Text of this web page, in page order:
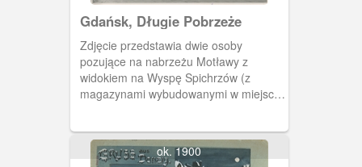
Gdańsk, Długie Pobrzeże
Zdjęcie przedstawia dwie osoby
pozujące na nabrzeżu Motławy z
widokiem na Wyspę Spichrzów (z
magazynami wybudowanymi w miejscu
roku i pieczątka zakładu
fotograficznego Foto-Am. Alfred Ponner
ok. 1900